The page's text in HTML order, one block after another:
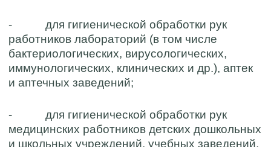
- для гигиенической обработки рук
работников лабораторий (в том числе
бактериологических, вирусологических,
иммунологических, клинических и др.), аптек
и аптечных заведений;
- для гигиенической обработки рук
медицинских работников детских дошкольных
и школьных учреждений, учебных заведений,